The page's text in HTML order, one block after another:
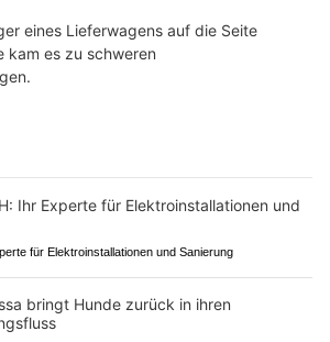
eines Lieferwagens auf die Seite
kam es zu schweren
für Elektroinstallationen und Sanierung